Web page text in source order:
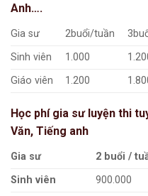
Anh….
Gia sư 2buổi/tuần
Sinh viên
1.000
Giáo viên
1.200
Học phí gia sư luyện thi
Văn, Tiếng anh
Gia sư 2 buổi /
Sinh viên
900.000